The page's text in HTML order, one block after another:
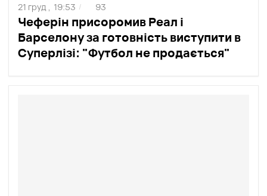
Чеферін присоромив Реал і
Барселону за готовність виступити в
Суперлізі: "Футбол не продається"
21 груд , 19:53 / 93